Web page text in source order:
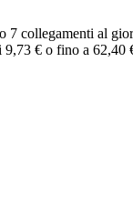
collegamenti al
€ o fino a